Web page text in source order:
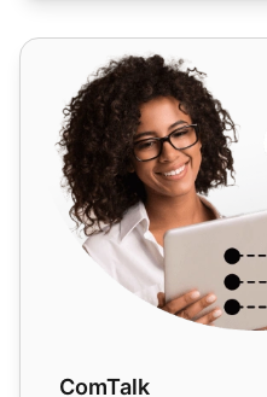
ComTalk
ComTalk